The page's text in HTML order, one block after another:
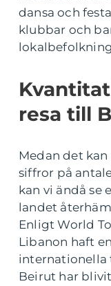
dansa och
klubbar och
resa till
Medan det
siffror på
kan vi ändå se
landet
Enligt World
Libanon haft
internationella
Beirut har